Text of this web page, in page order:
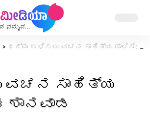
> ಧರ್ಮ ಉಳಿಸಲು ವಚನ ಸಾಹಿತ್ಯ ಪಾಲಿಸಿ: ಶ್ರೀಕಾಂತ ಶಾನವಾಡ
ವಚನ ಸಾಹಿತ್ಯ
ಶಾನವಾಡ